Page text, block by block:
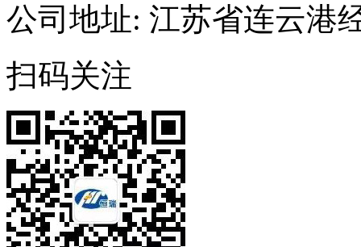
公司地址: 江苏省连云港
扫码关注